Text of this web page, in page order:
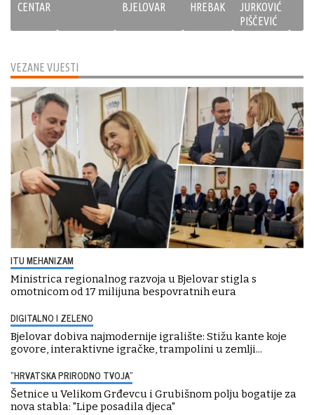
VEZANE VIJESTI
ITU MEHANIZAM
Ministrica regionalnog razvoja u Bjelovar stigla s
omotnicom od 17 milijuna bespovratnih eura
DIGITALNO I ZELENO
Bjelovar dobiva najmodernije igralište: Stižu kante koje
govore, interaktivne igračke, trampolini u zemlji...
“HRVATSKA PRIRODNO TVOJA”
Šetnice u Velikom Grđevcu i Grubišnom polju bogatije za
nova stabla: "Lipe posadila djeca"
CENTAR
BJELOVAR
HREBAK
JURKOVIĆ
PIŠČEVIĆ